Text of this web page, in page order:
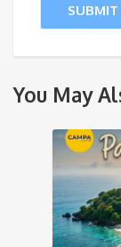
You May